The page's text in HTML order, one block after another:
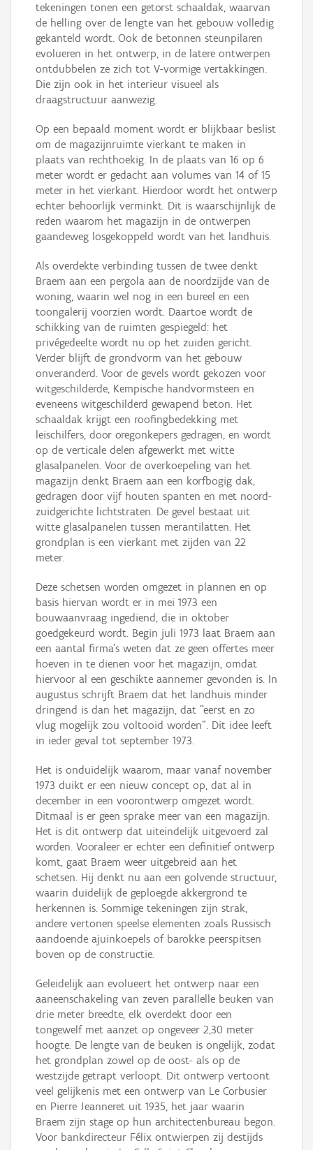
tekeningen tonen een getorst schaaldak, waarvan
de helling over de lengte van het gebouw volledig
gekanteld wordt. Ook de betonnen steunpilaren
evolueren in het ontwerp, in de latere ontwerpen
ontdubbelen ze zich tot V-vormige vertakkingen.
Die zijn ook in het interieur visueel als
draagstructuur aanwezig.
Op een bepaald moment wordt er blijkbaar beslist
om de magazijnruimte vierkant te maken in
plaats van rechthoekig. In de plaats van 16 op 6
meter wordt er gedacht aan volumes van 14 of 15
meter in het vierkant. Hierdoor wordt het ontwerp
echter behoorlijk verminkt. Dit is waarschijnlijk de
reden waarom het magazijn in de ontwerpen
gaandeweg losgekoppeld wordt van het landhuis.
Als overdekte verbinding tussen de twee denkt
Braem aan een pergola aan de noordzijde van de
woning, waarin wel nog in een bureel en een
toongalerij voorzien wordt. Daartoe wordt de
schikking van de ruimten gespiegeld: het
privégedeelte wordt nu op het zuiden gericht.
Verder blijft de grondvorm van het gebouw
onveranderd. Voor de gevels wordt gekozen voor
witgeschilderde, Kempische handvormsteen en
eveneens witgeschilderd gewapend beton. Het
schaaldak krijgt een roofingbedekking met
leischilfers, door oregonkepers gedragen, en wordt
op de verticale delen afgewerkt met witte
glasalpanelen. Voor de overkoepeling van het
magazijn denkt Braem aan een korfbogig dak,
gedragen door vijf houten spanten en met noord-
zuidgerichte lichtstraten. De gevel bestaat uit
witte glasalpanelen tussen merantilatten. Het
grondplan is een vierkant met zijden van 22
meter.
Deze schetsen worden omgezet in plannen en op
basis hiervan wordt er in mei 1973 een
bouwaanvraag ingediend, die in oktober
goedgekeurd wordt. Begin juli 1973 laat Braem aan
een aantal firma's weten dat ze geen offertes meer
hoeven in te dienen voor het magazijn, omdat
hiervoor al een geschikte aannemer gevonden is. In
augustus schrijft Braem dat het landhuis minder
dringend is dan het magazijn, dat "eerst en zo
vlug mogelijk zou voltooid worden". Dit idee leeft
in ieder geval tot september 1973.
Het is onduidelijk waarom, maar vanaf november
1973 duikt er een nieuw concept op, dat al in
december in een voorontwerp omgezet wordt.
Ditmaal is er geen sprake meer van een magazijn.
Het is dit ontwerp dat uiteindelijk uitgevoerd zal
worden. Vooraleer er echter een definitief ontwerp
komt, gaat Braem weer uitgebreid aan het
schetsen. Hij denkt nu aan een golvende structuur,
waarin duidelijk de geploegde akkergrond te
herkennen is. Sommige tekeningen zijn strak,
andere vertonen speelse elementen zoals Russisch
aandoende ajuinkoepels of barokke peerspitsen
boven op de constructie.
Geleidelijk aan evolueert het ontwerp naar een
aaneenschakeling van zeven parallelle beuken van
drie meter breedte, elk overdekt door een
tongewelf met aanzet op ongeveer 2,30 meter
hoogte. De lengte van de beuken is ongelijk, zodat
het grondplan zowel op de oost- als op de
westzijde getrapt verloopt. Dit ontwerp vertoont
veel gelijkenis met een ontwerp van Le Corbusier
en Pierre Jeanneret uit 1935, het jaar waarin
Braem zijn stage op hun architectenbureau begon.
Voor bankdirecteur Félix ontwierpen zij destijds